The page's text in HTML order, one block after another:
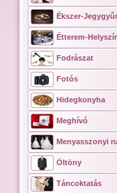
Ékszer-
Étterem-
Fodrászat
Fotós
Hidegkonyha
Meghívó
Menyasszonyi
Öltöny
Táncoktatás